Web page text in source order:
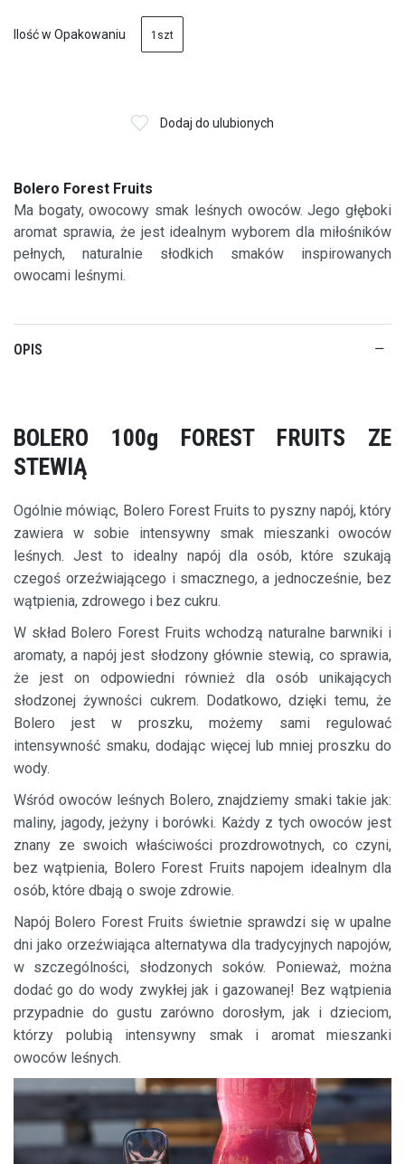
Ilość w Opakowaniu 1szt
Dodaj do ulubionych
Bolero Forest Fruits
Ma bogaty, owocowy smak leśnych owoców. Jego głęboki
aromat sprawia, że jest idealnym wyborem dla miłośników
pełnych, naturalnie słodkich smaków inspirowanych
owocami leśnymi.
OPIS
BOLERO 100g FOREST FRUITS ZE
STEWIĄ
Ogólnie mówiąc, Bolero Forest Fruits to pyszny napój, który
zawiera w sobie intensywny smak mieszanki owoców
leśnych. Jest to idealny napój dla osób, które szukają
czegoś orzeźwiającego i smacznego, a jednocześnie, bez
wątpienia, zdrowego i bez cukru.
W skład Bolero Forest Fruits wchodzą naturalne barwniki i
aromaty, a napój jest słodzony głównie stewią, co sprawia,
że jest on odpowiedni również dla osób unikających
słodzonej żywności cukrem. Dodatkowo, dzięki temu, że
Bolero jest w proszku, możemy sami regulować
intensywność smaku, dodając więcej lub mniej proszku do
wody.
Wśród owoców leśnych Bolero, znajdziemy smaki takie jak:
maliny, jagody, jeżyny i borówki. Każdy z tych owoców jest
znany ze swoich właściwości prozdrowotnych, co czyni,
bez wątpienia, Bolero Forest Fruits napojem idealnym dla
osób, które dbają o swoje zdrowie.
Napój Bolero Forest Fruits świetnie sprawdzi się w upalne
dni jako orzeźwiająca alternatywa dla tradycyjnych napojów,
w szczególności, słodzonych soków. Ponieważ, można
dodać go do wody zwykłej jak i gazowanej! Bez wątpienia
przypadnie do gustu zarówno dorosłym, jak i dzieciom,
którzy polubią intensywny smak i aromat mieszanki
owoców leśnych.